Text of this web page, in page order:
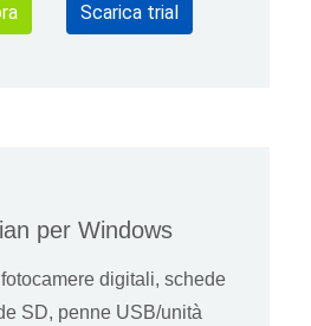
Scarica trial
per Windows
digitali, schede
SD, penne USB/unità